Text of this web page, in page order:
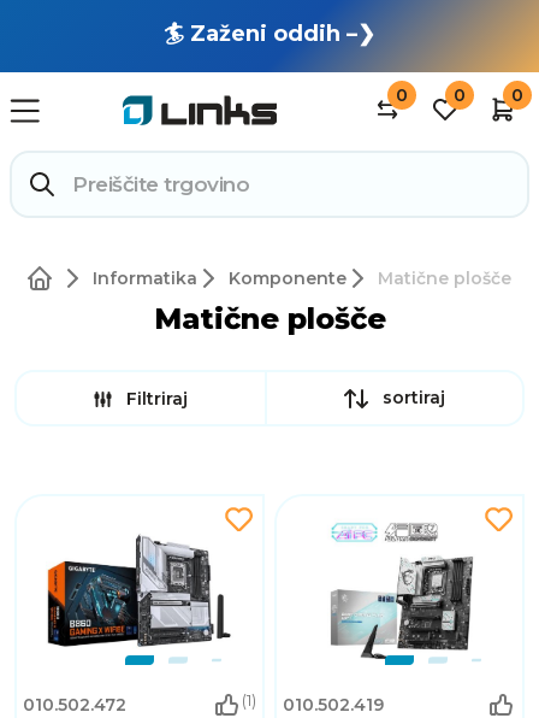
🏄 Zaženi oddih –❯
0 0 0
Informatika Komponente Matične plošče
Matične plošče
Filtriraj sortiraj
010.502.472 (1) 010.502.419